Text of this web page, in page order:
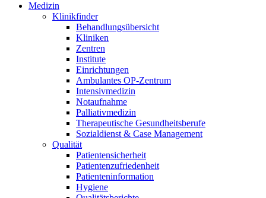
Medizin
Klinikfinder
Behandlungsübersicht
Kliniken
Zentren
Institute
Einrichtungen
Ambulantes OP-Zentrum
Intensivmedizin
Notaufnahme
Palliativmedizin
Therapeutische Gesundheitsberufe
Sozialdienst & Case Management
Qualität
Patientensicherheit
Patientenzufriedenheit
Patienteninformation
Hygiene